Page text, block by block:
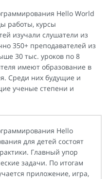
Hello World
работы, курсы
изучали слушатели из
350+ преподавателей из
30 тыс. уроков по 8
имеют образование в
Среди них будущие и
ученые степени и
Hello
для детей состоят
Главный упор
задачи. По итогам
приложение, игра,